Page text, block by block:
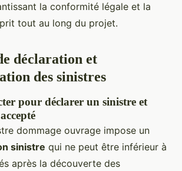
la conformité légale et la
tout au long du projet.
déclaration et
des sinistres
pour déclarer un sinistre et
dommage ouvrage impose un
sinistre qui ne peut être inférieur à
après la découverte des